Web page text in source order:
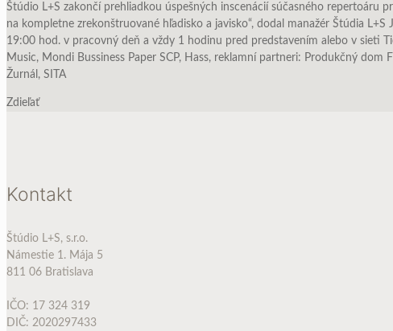
Štúdio L+S zakončí prehliadkou úspešných inscenácií súčasného repertoáru
na kompletne zrekonštruované hľadisko a javisko“, dodal manažér Štúdia
19:00 hod. v pracovný deň a vždy 1 hodinu pred predstavením
Music, Mondi Bussiness Paper SCP, Hass, reklamní partneri: Produkčný
Žurnál, SITA
Zdieľať
Kontakt
Štúdio L+S, s.r.o.
Námestie 1. Mája 5
811 06 Bratislava
IČO: 17 324 319
DIČ: 2020297433